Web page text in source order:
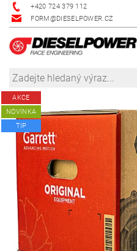
+420 724 379 112
FORM@DIESELPOWER.CZ
AKCE
NOVINKA
TIP